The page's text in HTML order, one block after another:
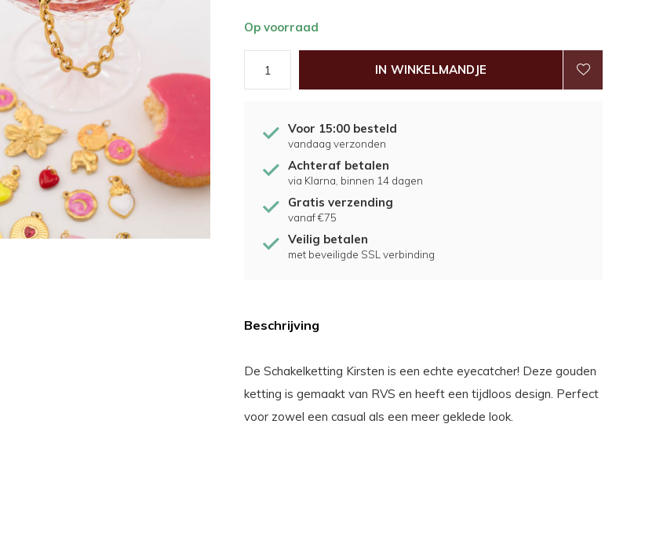
Op voorraad
IN WINKELMANDJE
Voor 15:00 besteld
vandaag verzonden
Achteraf betalen
via Klarna, binnen 14 dagen
Gratis verzending
vanaf €75
Veilig betalen
met beveiligde SSL verbinding
Beschrijving
De Schakelketting Kirsten is een echte eyecatcher! Deze gouden
ketting is gemaakt van RVS en heeft een tijdloos design. Perfect
voor zowel een casual als een meer geklede look.